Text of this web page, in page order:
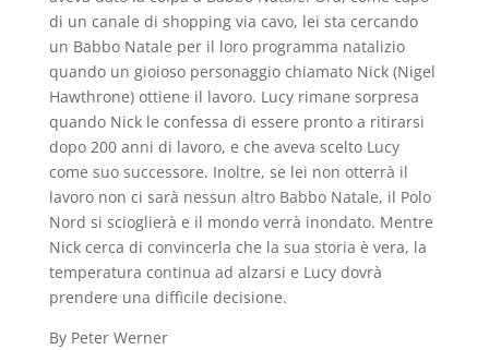
di un canale di shopping via cavo, lei sta cercando
un Babbo Natale per il loro programma natalizio
quando un gioioso personaggio chiamato Nick (Nigel
Hawthrone) ottiene il lavoro. Lucy rimane sorpresa
quando Nick le confessa di essere pronto a ritirarsi
dopo 200 anni di lavoro, e che aveva scelto Lucy
come suo successore. Inoltre, se lei non otterrà il
lavoro non ci sarà nessun altro Babbo Natale, il Polo
Nord si scioglierà e il mondo verrà inondato. Mentre
Nick cerca di convincerla che la sua storia è vera, la
temperatura continua ad alzarsi e Lucy dovrà
prendere una difficile decisione.
By Peter Werner